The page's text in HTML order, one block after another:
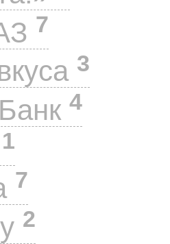
7
3
4
1
7
2